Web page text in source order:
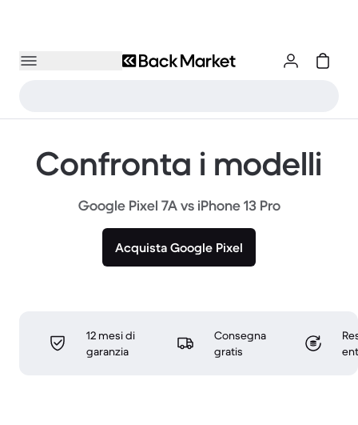
Confronta i modelli
Google Pixel 7A vs iPhone 13 Pro
Acquista Google Pixel
12 mesi di
garanzia
Consegna
gratis